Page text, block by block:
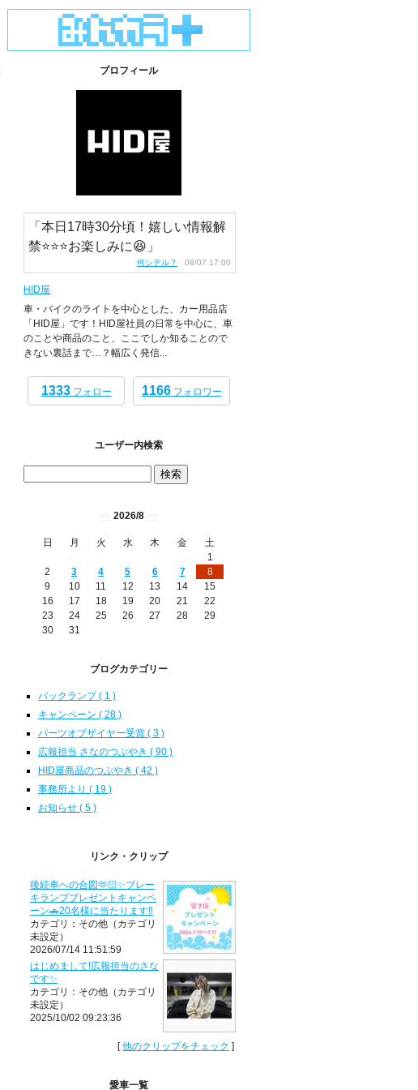
プロフィール
「本日17時30分頃！嬉しい情報解
禁⭐️⭐️⭐️お楽しみに😆」
何シテル？ 08/07 17:00
HID屋
車・バイクのライトを中心とした、カー用品店
「HID屋」です！HID屋社員の日常を中心に、車
のことや商品のこと、ここでしか知ることので
きない裏話まで…？幅広く発信...
1333フォロー 1166フォロワー
ユーザー内検索
2026/8
日 月 火 水 木 金
土
1
2
3 4 5 6 7
8
9
10 11 12 13 14
15
16
17 18 19 20 21
22
23
24 25 26 27 28
29
30
31
ブログカテゴリー
バックランプ ( 1 )
キャンペーン ( 28 )
パーツオブザイヤー受賞 ( 3 )
広報担当 さなのつぶやき ( 90 )
HID屋商品のつぶやき ( 42 )
事務所より ( 19 )
お知らせ ( 5 )
リンク・クリップ
後続車への合図🫶🏻✨ブレー
キランププレゼントキャンペ
ーン🚗20名様に当たります‼️
カテゴリ：その他（カテゴリ
未設定）
2026/07/14 11:51:59
はじめまして!広報担当のさな
です✨
カテゴリ：その他（カテゴリ
未設定）
2025/10/02 09:23:36
[他のクリップをチェック ]
愛車一覧